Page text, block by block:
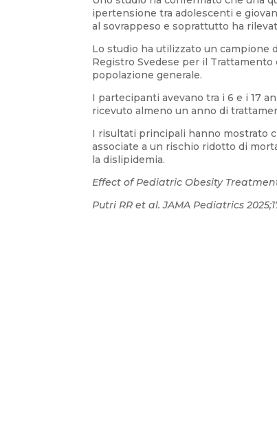
ipertensione tra adolescenti e
al sovrappeso e soprattutto ha
Lo studio ha utilizzato un campione
Registro Svedese per il
popolazione generale.
I partecipanti avevano tra i 6 e i 17
ricevuto almeno un anno di
I risultati principali hanno mostrato
associate a un rischio ridotto di
la dislipidemia.
Effect of Pediatric Obesity
Putri RR et al. JAMA Pediatrics